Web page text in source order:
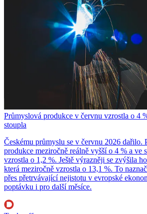
Průmyslová produkce v červnu vzrostla o 4
stoupla
Českému průmyslu se v červnu 2026 dařilo.
produkce meziročně reálně vyšší o 4 % a ve
vzrostla o 1,2 %. Ještě výrazněji se zvýšila
která meziročně vzrostla o 13,1 %. To
přes přetrvávající nejistotu v evropské
poptávku i pro další měsíce.